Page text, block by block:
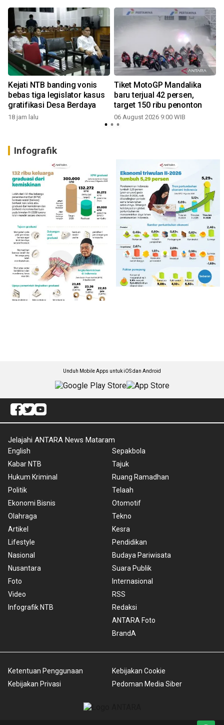
Kejati NTB banding vonis
bebas tiga legislator kasus
gratifikasi Desa Berdaya
18 jam lalu
Tiket MotoGP Mandalika
baru terjual 42 persen,
target 150 ribu penonton
06 August 2026 9:00 WIB
Infografik
Unduh Mobile Apps untuk iOS dan Android
Jelajahi ANTARA News Mataram
English
Kabar NTB
Hukum Kriminal
Politik
Ekonomi Bisnis
Olahraga
Artikel
Lifestyle
Nasional
Nusantara
Foto
Video
Infografik NTB
Sepakbola
Tajuk
Ruang Ramadhan
Telaah
Otomotif
Tekno
Kesra
Pendidikan
Budaya Pariwisata
Suara Publik
Internasional
RSS
Redaksi
ANTARA Foto
BrandA
Ketentuan Penggunaan
Kebijakan Privasi
Kebijakan Cookie
Pedoman Media Siber